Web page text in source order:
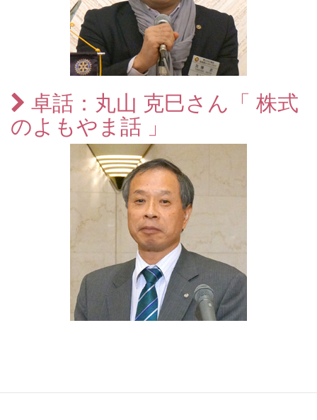
卓話：丸山 克巳さん「 株式
のよもやま話 」